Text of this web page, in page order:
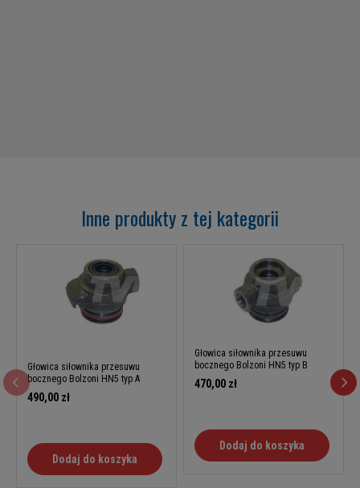
Inne produkty z tej kategorii
Głowica siłownika przesuwu
bocznego Bolzoni HN5 typ A
490,00 zł
Dodaj do koszyka
Głowica siłownika przesuwu
bocznego Bolzoni HN5 typ B
470,00 zł
Dodaj do koszyka